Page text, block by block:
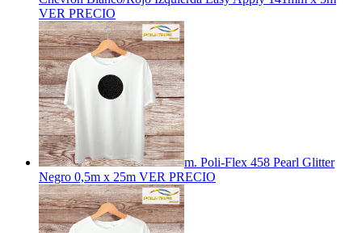
VER PRECIO
m. Poli-Flex 458 Pearl Glitter
Negro 0,5m x 25m VER PRECIO